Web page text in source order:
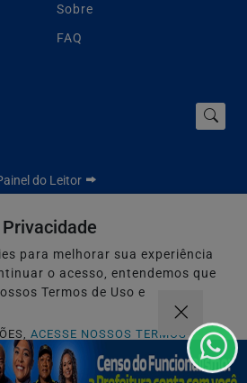
Sobre
FAQ
do Leitor
os direitos reservados.
de Uso e Privacidade
para melhorar sua experiência
o acesso, entendemos que
Termos de Uso e
ACESSE NOSSOS TERMOS